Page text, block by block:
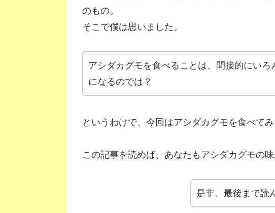
のもの。
そこで僕は思いました。
アシダカグモを食べることは、間接的にいろ
になるのでは？
というわけで、今回はアシダカグモを食べてみ
この記事を読めば、あなたもアシダカグモの味
是非、最後まで読